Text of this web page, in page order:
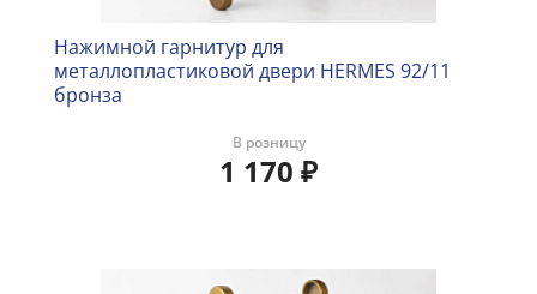
Нажимной гарнитур для
металлопластиковой двери HERMES 92/11
бронза
В розницу
1 170 ₽